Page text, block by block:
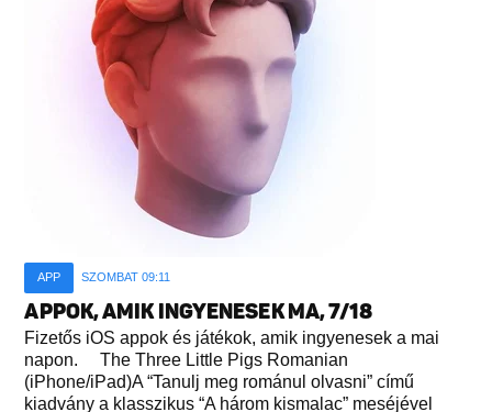
APP SZOMBAT 09:11
APPOK, AMIK INGYENESEK MA, 7/18
Fizetős iOS appok és játékok, amik ingyenesek a mai
napon. The Three Little Pigs Romanian
(iPhone/iPad)A “Tanulj meg románul olvasni” című
kiadvány a klasszikus “A három kismalac” meséjével